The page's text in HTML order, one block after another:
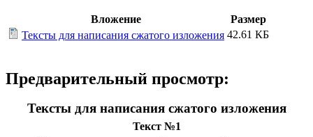
Вложение
Размер
Тексты для написания сжатого изложения 42.61 КБ
Предварительный просмотр:
Тексты для написания сжатого изложения
Текст №1